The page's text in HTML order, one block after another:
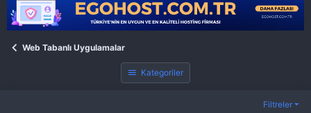
Web Tabanlı Uygulamalar
Kategoriler
Filtreler